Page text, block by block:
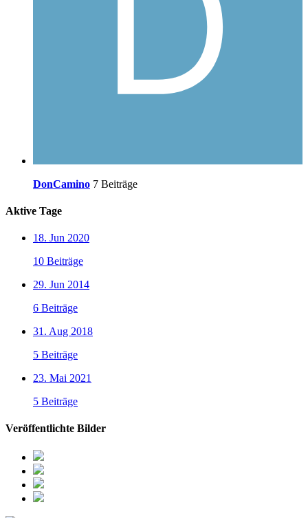
DonCamino 7 Beiträge
Aktive Tage
18. Jun 2020
10 Beiträge
29. Jun 2014
6 Beiträge
31. Aug 2018
5 Beiträge
23. Mai 2021
5 Beiträge
Veröffentlichte Bilder